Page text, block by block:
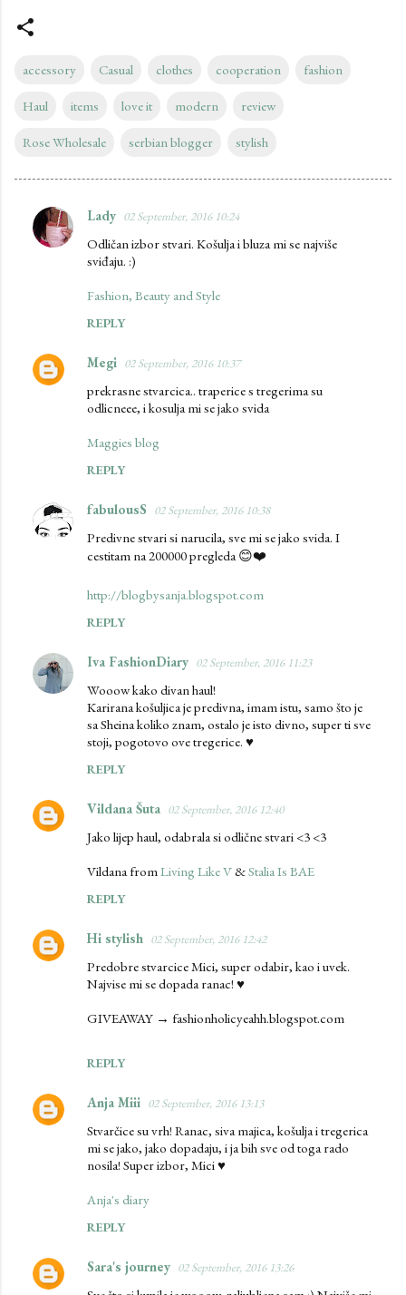
accessory Casual clothes cooperation fashion
Haul items love it modern review
Rose Wholesale serbian blogger stylish
C
o
t
Lady 02 September, 2016 10:24
Odličan izbor stvari. Košulja i bluza mi se najviše
sviđaju. :)
Fashion, Beauty and Style
REPLY
Megi 02 September, 2016 10:37
prekrasne stvarcica.. traperice s tregerima su
odlicneee, i kosulja mi se jako svida
Maggies blog
REPLY
fabulousS 02 September, 2016 10:38
Predivne stvari si narucila, sve mi se jako svida. I
cestitam na 200000 pregleda 😊❤️
http://blogbysanja.blogspot.com
REPLY
Iva FashionDiary 02 September, 2016 11:23
Wooow kako divan haul!
Karirana košuljica je predivna, imam istu, samo što je
sa Sheina koliko znam, ostalo je isto divno, super ti sve
stoji, pogotovo ove tregerice. ♥
REPLY
Vildana Šuta 02 September, 2016 12:40
Jako lijep haul, odabrala si odlične stvari <3 <3
Vildana fromLiving Like V&Stalia Is BAE
REPLY
Hi stylish 02 September, 2016 12:42
Predobre stvarcice Mici, super odabir, kao i uvek.
Najvise mi se dopada ranac! ♥
GIVEAWAY → fashionholicyeahh.blogspot.com
REPLY
Anja Miii 02 September, 2016 13:13
Stvarčice su vrh! Ranac, siva majica, košulja i tregerica
mi se jako, jako dopadaju, i ja bih sve od toga rado
nosila! Super izbor, Mici ♥
Anja's diary
REPLY
Sara's journey 02 September, 2016 13:26